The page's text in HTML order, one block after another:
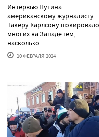
Интервью Путина
американскому журналисту
Такеру Карлсону шокировало
многих на Западе тем,
насколько......
10 ФЕВРАЛЯ'2024